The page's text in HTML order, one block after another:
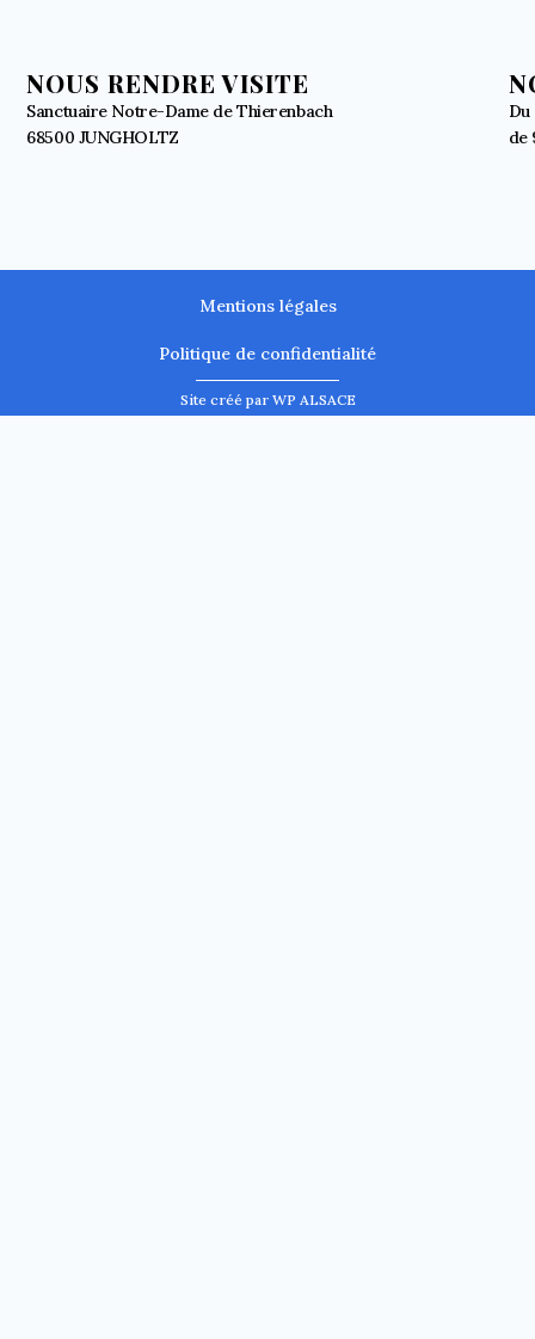
NOUS RENDRE VISITE
Sanctuaire Notre-Dame de Thierenbach
68500 JUNGHOLTZ
de
Mentions légales
Politique de confidentialité
Site créé par WP ALSACE